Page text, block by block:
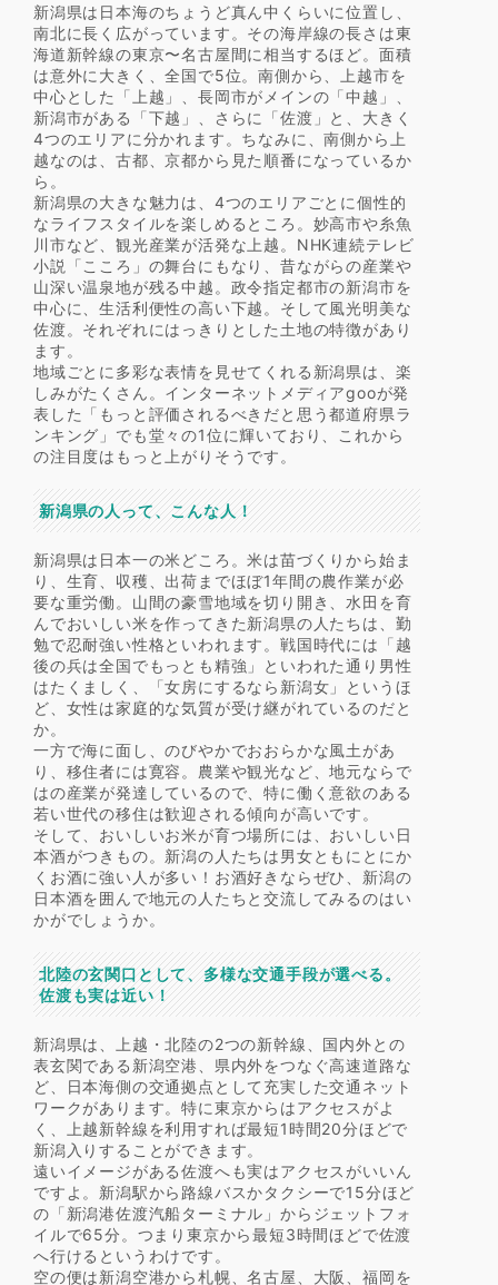
新潟県は日本海のちょうど真ん中くらいに位置し、
南北に長く広がっています。その海岸線の長さは東
海道新幹線の東京〜名古屋間に相当するほど。面積
は意外に大きく、全国で5位。南側から、上越市を
中心とした「上越」、長岡市がメインの「中越」、
新潟市がある「下越」、さらに「佐渡」と、大きく
4つのエリアに分かれます。ちなみに、南側から上
越なのは、古都、京都から見た順番になっているか
ら。
新潟県の大きな魅力は、4つのエリアごとに個性的
なライフスタイルを楽しめるところ。妙高市や糸魚
川市など、観光産業が活発な上越。NHK連続テレビ
小説「こころ」の舞台にもなり、昔ながらの産業や
山深い温泉地が残る中越。政令指定都市の新潟市を
中心に、生活利便性の高い下越。そして風光明美な
佐渡。それぞれにはっきりとした土地の特徴があり
ます。
地域ごとに多彩な表情を見せてくれる新潟県は、楽
しみがたくさん。インターネットメディアgooが発
表した「もっと評価されるべきだと思う都道府県ラ
ンキング」でも堂々の1位に輝いており、これから
の注目度はもっと上がりそうです。
新潟県の人って、こんな人！
新潟県は日本一の米どころ。米は苗づくりから始ま
り、生育、収穫、出荷までほぼ1年間の農作業が必
要な重労働。山間の豪雪地域を切り開き、水田を育
んでおいしい米を作ってきた新潟県の人たちは、勤
勉で忍耐強い性格といわれます。戦国時代には「越
後の兵は全国でもっとも精強」といわれた通り男性
はたくましく、「女房にするなら新潟女」というほ
ど、女性は家庭的な気質が受け継がれているのだと
か。
一方で海に面し、のびやかでおおらかな風土があ
り、移住者には寛容。農業や観光など、地元ならで
はの産業が発達しているので、特に働く意欲のある
若い世代の移住は歓迎される傾向が高いです。
そして、おいしいお米が育つ場所には、おいしい日
本酒がつきもの。新潟の人たちは男女ともにとにか
くお酒に強い人が多い！お酒好きならぜひ、新潟の
日本酒を囲んで地元の人たちと交流してみるのはい
かがでしょうか。
北陸の玄関口として、多様な交通手段が選べる。
佐渡も実は近い！
新潟県は、上越・北陸の2つの新幹線、国内外との
表玄関である新潟空港、県内外をつなぐ高速道路な
ど、日本海側の交通拠点として充実した交通ネット
ワークがあります。特に東京からはアクセスがよ
く、上越新幹線を利用すれば最短1時間20分ほどで
新潟入りすることができます。
遠いイメージがある佐渡へも実はアクセスがいいん
ですよ。新潟駅から路線バスかタクシーで15分ほど
の「新潟港佐渡汽船ターミナル」からジェットフォ
イルで65分。つまり東京から最短3時間ほどで佐渡
へ行けるというわけです。
空の便は新潟空港から札幌、名古屋、大阪、福岡を